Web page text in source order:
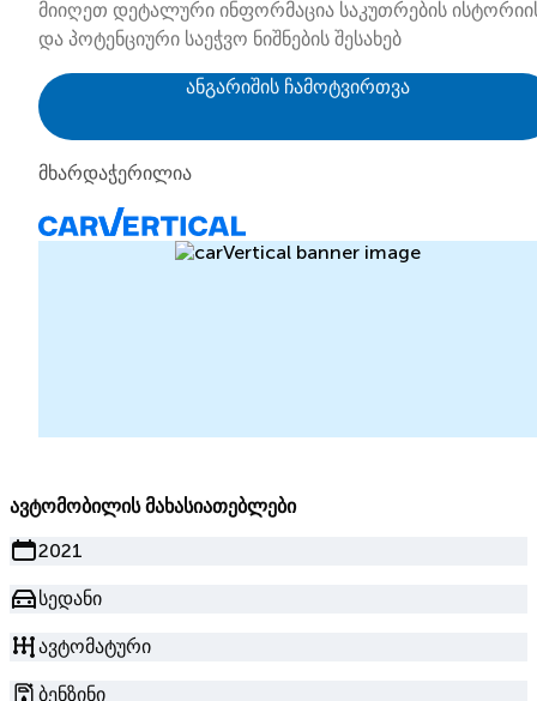
მიიღეთ დეტალური ინფორმაცია საკუთრების
და პოტენციური საეჭვო ნიშნების შესახებ
ანგარიშის ჩამოტვირთვა
მხარდაჭერილია
ავტომობილის მახასიათებლები
2021
სედანი
ავტომატური
ბენზინი